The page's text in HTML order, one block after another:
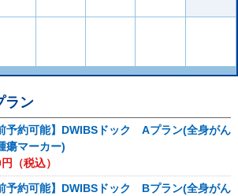
ラン
予約可能】DWIBSドック Aプラン(全身がん
瘍マーカー)
円（税込）
予約可能】DWIBSドック Bプラン(全身がん